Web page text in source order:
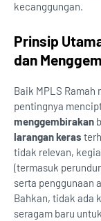
kecanggungan.
Prinsip
dan
Baik MPLS
pentingnya
menggembirakan
larangan keras
tidak relevan,
(termasuk
serta penggunaan
Bahkan, tidak ada
seragam baru